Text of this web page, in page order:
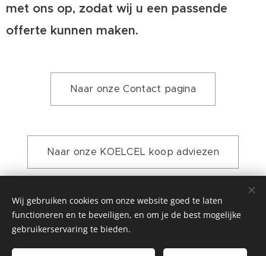
met ons op, zodat wij u een passende
offerte kunnen maken.
Naar onze Contact pagina
Naar onze KOELCEL koop adviezen
KOELCELLEN-VRIESCELLEN.nl is onderdeel van
Handelsonderneming Vink, Meeuwensedijk 12, 4268 GV
Wij gebruiken cookies om onze website goed te laten
functioneren en te beveiligen, en om je de best mogelijke
gebruikerservaring te bieden.